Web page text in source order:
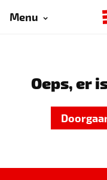
Menu
Oeps, er